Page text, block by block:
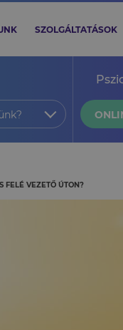
SZOLGÁLTATÁSOK
FELÉ VEZETŐ ÚTON?